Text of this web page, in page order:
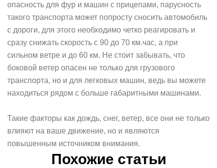
опасность для фур и машин с прицепами, парусность
такого транспорта может попросту сносить автомобиль
с дороги, для этого необходимо четко реагировать и
сразу снижать скорость с 90 до 70 км.час, а при
сильном ветре и до 60 км. Не стоит забывать, что
боковой ветер опасен не только для грузового
транспорта, но и для легковых машин, ведь вы можете
находиться рядом с больше габаритными машинами.
Такие факторы как дождь, снег, ветер, все они не только
влияют на ваше движение, но и являются
повышенным источником внимания.
Похожие статьи